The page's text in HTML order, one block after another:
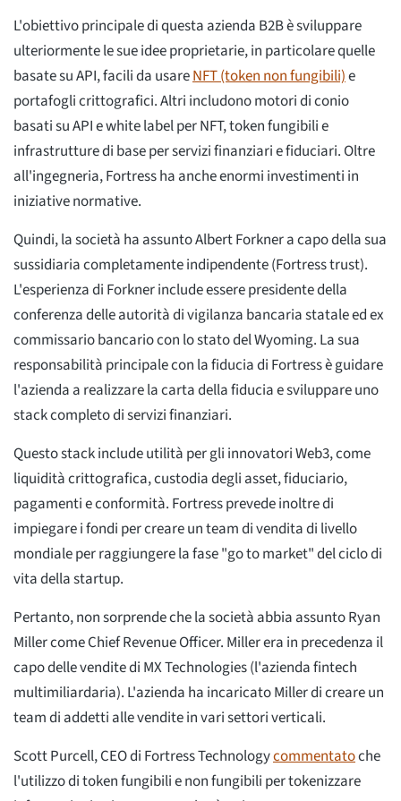
L'obiettivo principale di questa azienda B2B è sviluppare
ulteriormente le sue idee proprietarie, in particolare quelle
basate su API, facili da usareNFT (token non fungibili)e
portafogli crittografici. Altri includono motori di conio
basati su API e white label per NFT, token fungibili e
infrastrutture di base per servizi finanziari e fiduciari. Oltre
all'ingegneria, Fortress ha anche enormi investimenti in
iniziative normative.
Quindi, la società ha assunto Albert Forkner a capo della sua
sussidiaria completamente indipendente (Fortress trust).
L'esperienza di Forkner include essere presidente della
conferenza delle autorità di vigilanza bancaria statale ed ex
commissario bancario con lo stato del Wyoming. La sua
responsabilità principale con la fiducia di Fortress è guidare
l'azienda a realizzare la carta della fiducia e sviluppare uno
stack completo di servizi finanziari.
Questo stack include utilità per gli innovatori Web3, come
liquidità crittografica, custodia degli asset, fiduciario,
pagamenti e conformità. Fortress prevede inoltre di
impiegare i fondi per creare un team di vendita di livello
mondiale per raggiungere la fase "go to market" del ciclo di
vita della startup.
Pertanto, non sorprende che la società abbia assunto Ryan
Miller come Chief Revenue Officer. Miller era in precedenza il
capo delle vendite di MX Technologies (l'azienda fintech
multimiliardaria). L'azienda ha incaricato Miller di creare un
team di addetti alle vendite in vari settori verticali.
Scott Purcell, CEO di Fortress Technologycommentatoche
l'utilizzo di token fungibili e non fungibili per tokenizzare